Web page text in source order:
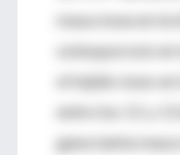
masa ósea en
osteoporosis en
el tejido óseo
entre los 11 y
gana tanta